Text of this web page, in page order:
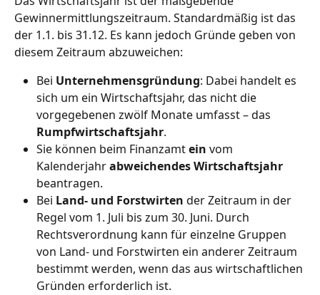
Gewinnermittlungszeitraum. Standardmäßig ist das
der 1.1. bis 31.12. Es kann jedoch Gründe geben von
diesem Zeitraum abzuweichen:
Bei Unternehmensgründung: Dabei handelt es
sich um ein Wirtschaftsjahr, das nicht die
vorgegebenen zwölf Monate umfasst – das
Rumpfwirtschaftsjahr.
Sie können beim Finanzamt ein vom
Kalenderjahr abweichendes Wirtschaftsjahr
beantragen.
Bei Land- und Forstwirten der Zeitraum in der
Regel vom 1. Juli bis zum 30. Juni. Durch
Rechtsverordnung kann für einzelne Gruppen
von Land- und Forstwirten ein anderer Zeitraum
bestimmt werden, wenn das aus wirtschaftlichen
Gründen erforderlich ist.